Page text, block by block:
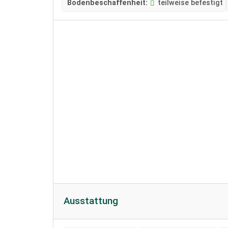
Bodenbeschaffenheit: teilweise befestigt
Ausstattung